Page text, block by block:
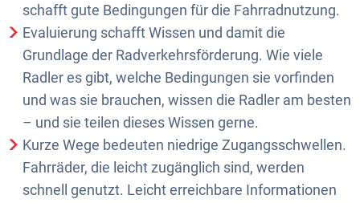
schafft gute Bedingungen für die Fahrradnutzung.
Evaluierung schafft Wissen und damit die
Grundlage der Radverkehrsförderung. Wie viele
Radler es gibt, welche Bedingungen sie vorfinden
und was sie brauchen, wissen die Radler am besten
– und sie teilen dieses Wissen gerne.
Kurze Wege bedeuten niedrige Zugangsschwellen.
Fahrräder, die leicht zugänglich sind, werden
schnell genutzt. Leicht erreichbare Informationen